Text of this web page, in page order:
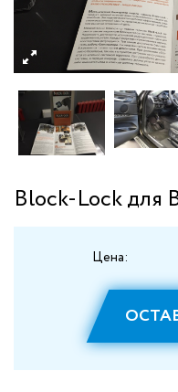
Block-Lock для
Цена: